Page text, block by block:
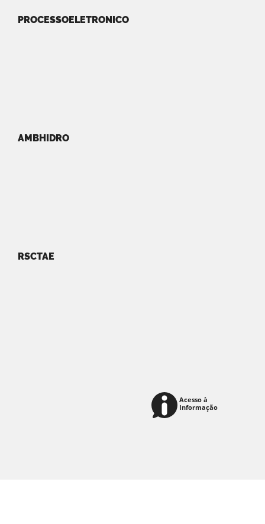
PROCESSOELETRONICO
AMBHIDRO
RSCTAE